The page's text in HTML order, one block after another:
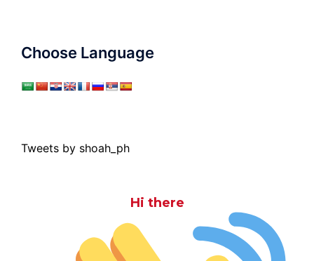
Choose Language
Tweets by shoah_ph
Hi there